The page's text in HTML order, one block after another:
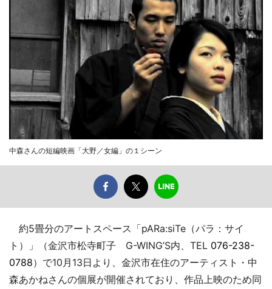
中森さんの短編映画「大野／女編」の１シーン
約5畳分のアートスペース「pARa:siTe（パラ：サイ
ト）」（金沢市松寺町子 G-WING’S内、TEL 076-238-
0788）で10月13日より、金沢市在住のアーティスト・中
森あかねさんの個展が開催されており、作品上映のため同